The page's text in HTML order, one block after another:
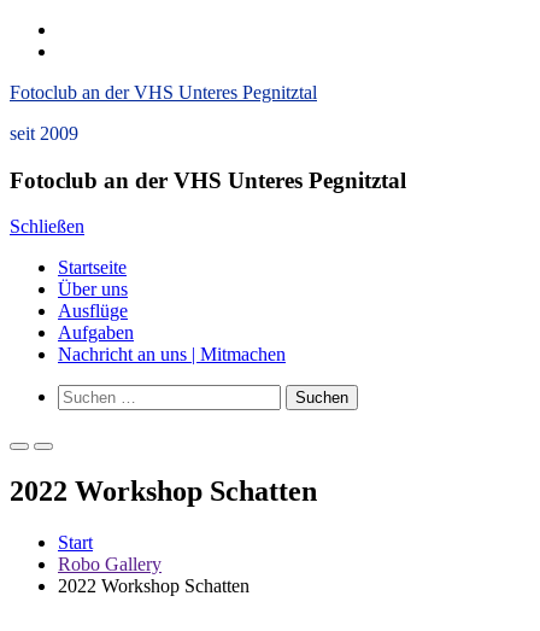
Zum
Inhalt
Impressum
Fotoclub an der VHS Unteres Pegnitztal
seit 2009
Fotoclub an der VHS Unteres Pegnitztal
Schließen
Startseite
Über uns
Ausflüge
Aufgaben
Nachricht an uns | Mitmachen
Such-
Formular
Suchen
nach:
Primäres
für
Primäres
für
2022 Workshop Schatten
Start
Robo Gallery
2022 Workshop Schatten